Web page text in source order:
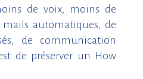
de voix, moins de
mails automatiques, de
de communication
de préserver un How